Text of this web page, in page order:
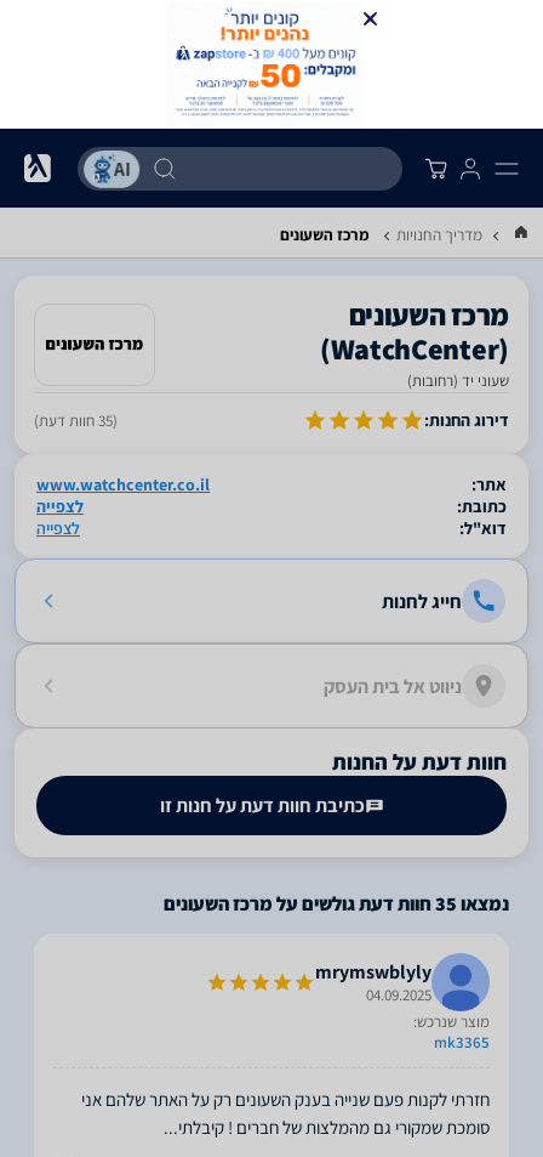
מדריך החנויות מרכז השעונים
‏(WatchCenter)
שעוני יד (רחובות)
דירוג החנות: (35 חוות דעת)
אתר:
www.watchcenter.co.il
כתובת:
לצפייה
דוא"ל:
לצפייה
חייג לחנות
ניווט אל בית העסק
חוות דעת על החנות
כתיבת חוות דעת על חנות זו
נמצאו35חוות דעת גולשים על מרכז השעונים
mrymswblyly
04.09.2025
מוצר שנרכש:
mk3365
חזרתי לקנות פעם שנייה בענק השעונים רק על האתר שלהם אני
סומכת שמקורי גם מהמלצות של חברים ! קיבלתי...